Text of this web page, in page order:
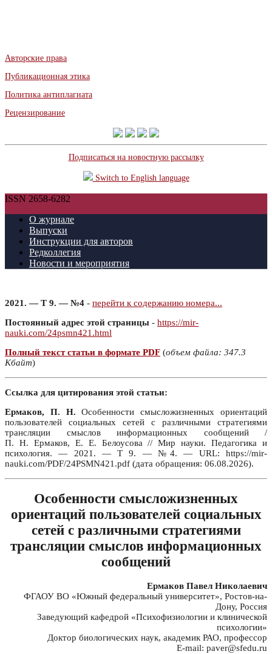
Авторские права
Публикационная этика
Политика антиплагиата
Рецензирование
Подписаться на новостную рассылку
Switch to English language
ISSN 2658-6282
О журнале
Выпуски
Инструкции для авторов
Редколлегия
Новости и мероприятия
2021. — Т 9. — №4 - перейти к содержанию номера...
Постоянный адрес этой страницы - https://mir-
nauki.com/24psmn421.html
Полный текст статьи в формате PDF (объем файла: 347.3
Кбайт)
Ссылка для цитирования этой статьи:
Ермаков, П. Н. Особенности смысложизненных ориентаций
пользователей социальных сетей с различными стратегиями
трансляции смыслов информационных сообщений /
П. Н. Ермаков, Е. Е. Белоусова // Мир науки. Педагогика и
психология. — 2021. — Т 9. — №4. — URL: https://mir-
nauki.com/PDF/24PSMN421.pdf (дата обращения: 06.08.2026).
Особенности смысложизненных
ориентаций пользователей социальных
сетей с различными стратегиями
трансляции смыслов информационных
сообщений
Ермаков Павел Николаевич
ФГАОУ ВО «Южный федеральный университет», Ростов-на-
Дону, Россия
Заведующий кафедрой «Психофизиологии и клинической
психологии»
Доктор биологических наук, академик РАО, профессор
E-mail: paver@sfedu.ru